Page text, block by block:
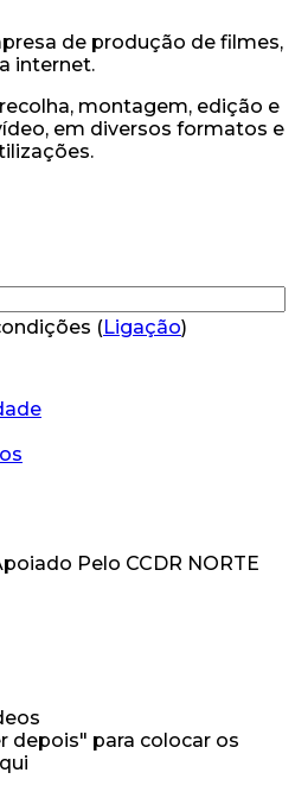
de produção de filmes,
internet.
montagem, edição e
em diversos formatos e
(Ligação)
depois" para colocar os